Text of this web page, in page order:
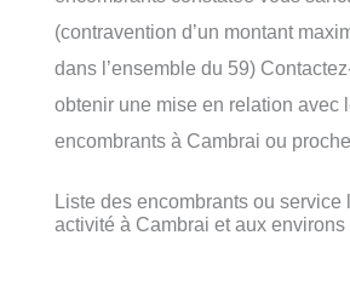
(contravention d’un montant
dans l’ensemble du 59)
obtenir une mise en relation avec
encombrants à Cambrai ou
Liste des encombrants ou service
activité à Cambrai et aux environs